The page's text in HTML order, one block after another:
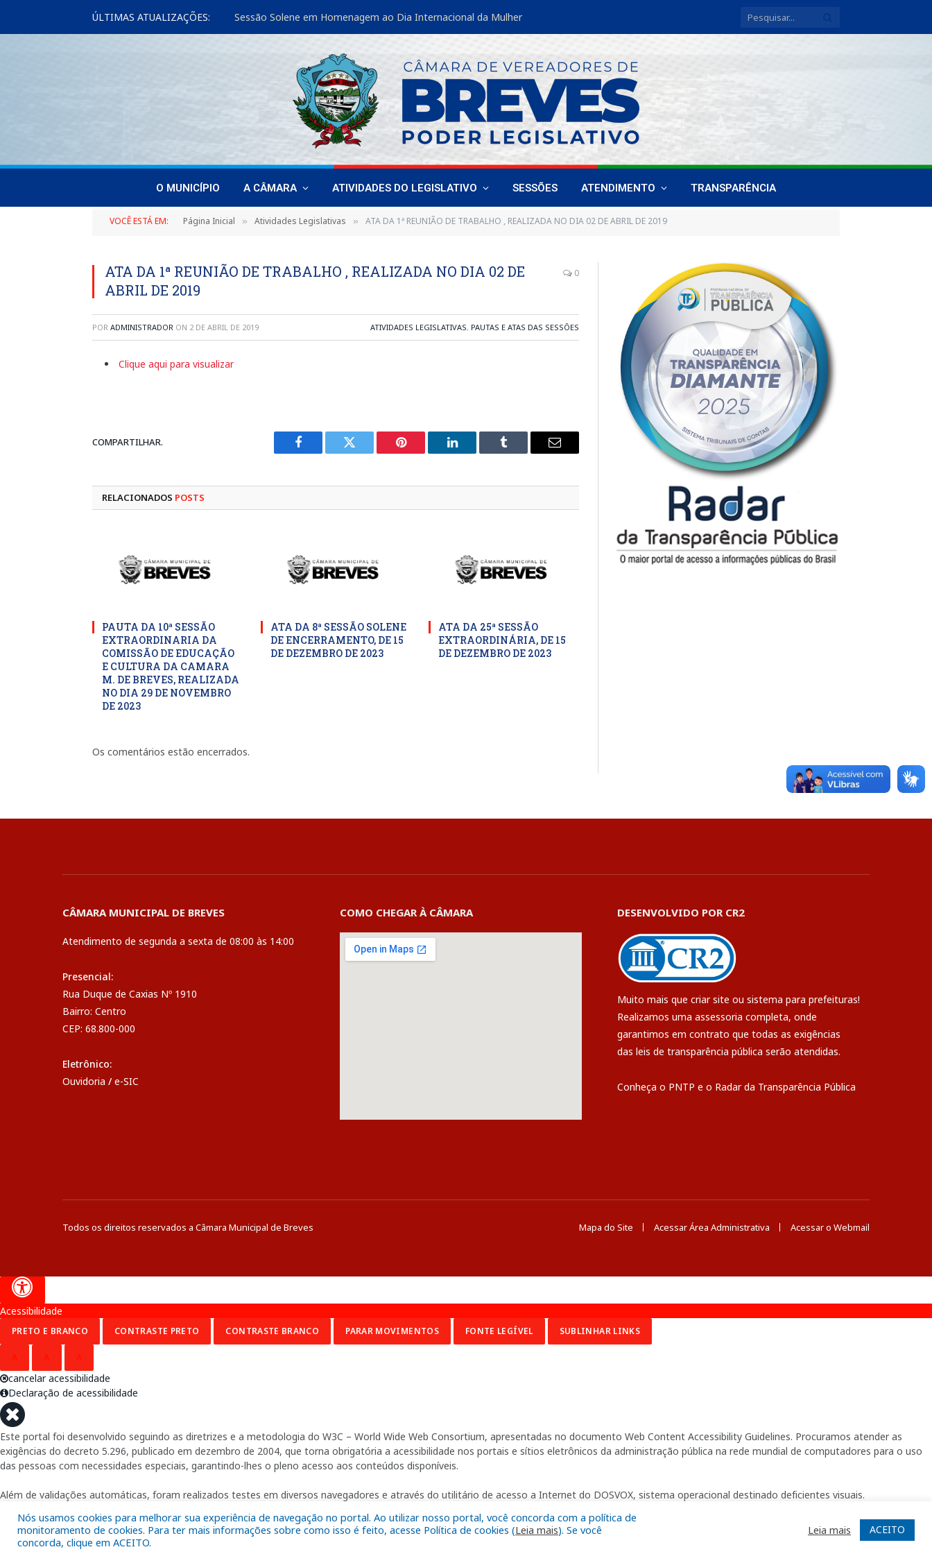
ÚLTIMAS ATUALIZAÇÕES: Sessão Solene em Homenagem ao Dia Internacional da Mulher
O MUNICÍPIO A CÂMARA ATIVIDADES DO LEGISLATIVO SESSÕES ATENDIMENTO TRANSPARÊNCIA
VOCÊ ESTÁ EM: Página Inicial » Atividades Legislativas » ATA DA 1ª REUNIÃO DE TRABALHO , REALIZADA NO DIA 02 DE ABRIL DE 2019
ATA DA 1ª REUNIÃO DE TRABALHO , REALIZADA NO DIA 02 DE
ABRIL DE 2019
0
POR ADMINISTRADOR ON 2 DE ABRIL DE 2019 ATIVIDADES LEGISLATIVAS, PAUTAS E ATAS DAS SESSÕES
Clique aqui para visualizar
COMPARTILHAR.
Facebook Twitter Pinterest LinkedIn Tumblr
E-
RELACIONADOS POSTS
PAUTA DA 10ª SESSÃO
EXTRAORDINARIA DA
COMISSÃO DE EDUCAÇÃO
E CULTURA DA CAMARA
M. DE BREVES, REALIZADA
NO DIA 29 DE NOVEMBRO
DE 2023
ATA DA 8ª SESSÃO SOLENE
DE ENCERRAMENTO, DE 15
DE DEZEMBRO DE 2023
ATA DA 25ª SESSÃO
EXTRAORDINÁRIA, DE 15
DE DEZEMBRO DE 2023
Os comentários estão encerrados.
CÂMARA MUNICIPAL DE BREVES
Atendimento de segunda a sexta de 08:00 às 14:00
Presencial:
Rua Duque de Caxias Nº 1910
Bairro: Centro
CEP: 68.800-000
Eletrônico:
Ouvidoria / e-SIC
COMO CHEGAR À CÂMARA DESENVOLVIDO POR CR2
Muito mais que criar site ou sistema para prefeituras!
Realizamos uma assessoria completa, onde
garantimos em contrato que todas as exigências
das leis de transparência pública serão atendidas.
Conheça o PNTP e o Radar da Transparência Pública
Todos os direitos reservados a Câmara Municipal de Breves Mapa do Site Acessar Área Administrativa Acessar o Webmail
Nós usamos cookies para melhorar sua experiência de navegação no portal. Ao utilizar nosso portal, você concorda com a política de
monitoramento de cookies. Para ter mais informações sobre como isso é feito, acesse Política de cookies (Leia mais). Se você
concorda, clique em ACEITO.
Leia mais ACEITO
Acessibilidade
PRETO E BRANCO CONTRASTE PRETO CONTRASTE BRANCO PARAR MOVIMENTOS FONTE LEGÍVEL SUBLINHAR LINKS
cancelar acessibilidade
Declaração de acessibilidade
Este portal foi desenvolvido seguindo as diretrizes e a metodologia do W3C – World Wide Web Consortium, apresentadas no documento Web Content Accessibility Guidelines. Procuramos atender as
exigências do decreto 5.296, publicado em dezembro de 2004, que torna obrigatória a acessibilidade nos portais e sítios eletrônicos da administração pública na rede mundial de computadores para o uso
das pessoas com necessidades especiais, garantindo-lhes o pleno acesso aos conteúdos disponíveis.
Além de validações automáticas, foram realizados testes em diversos navegadores e através do utilitário de acesso a Internet do DOSVOX, sistema operacional destinado deficientes visuais.
Fornecido por: